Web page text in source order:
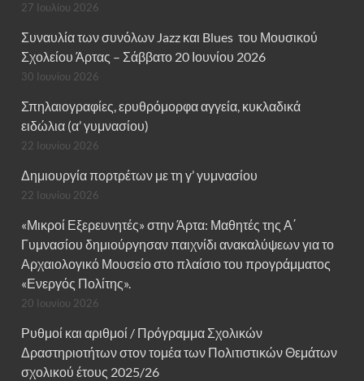
27 Ιουλίου 2026
Συναυλία των συνόλων Jazz και Blues του Μουσικού
Σχολείου Άρτας – Σάββατο 20 Ιουνίου 2026
30 Ιουνίου 2026
Σπηλαιογραφίες, ερυθρόμορφα αγγεία, κυκλαδικά
ειδώλια (α’ γυμνασίου)
22 Ιουνίου 2026
Δημιουργία πορτρέτων με τη γ’ γυμνασίου
22 Ιουνίου 2026
«Μικροί Εξερευνητές» στην Άρτα: Μαθητές της Α΄
Γυμνασίου δημιούργησαν παιχνίδι ανακαλύψεων για το
Αρχαιολογικό Μουσείο στο πλαίσιο του προγράμματος
«Ενεργός Πολίτης».
20 Ιουνίου 2026
Ρυθμοί και αριθμοί / Πρόγραμμα Σχολικών
Δραστηριοτήτων στον τομέα των Πολιτιστικών Θεμάτων
σχολικού έτους 2025/26